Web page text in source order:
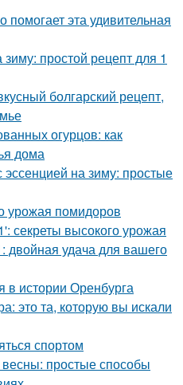
помогает эта удивительная
простой рецепт для 1
болгарский рецепт,
огурцов: как
дома
на зиму: простые
урожая помидоров
секреты высокого урожая
двойная удача для вашего
в истории Оренбурга
это та, которую вы искали
спортом
весны: простые способы